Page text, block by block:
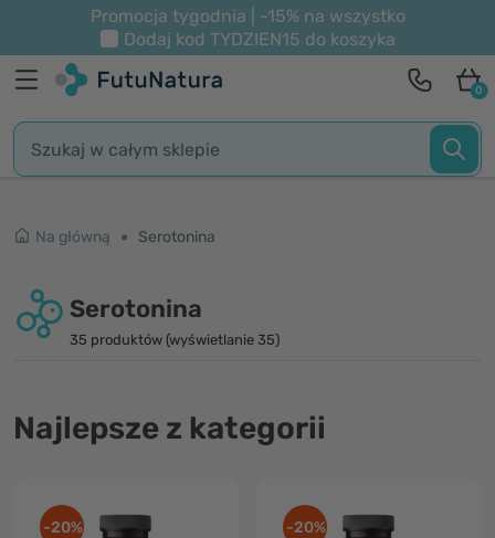
Promocja tygodnia | -15% na wszystko
Dodaj kod TYDZIEN15 do koszyka
0
Na główną Serotonina
Serotonina
35 produktów (wyświetlanie 35)
Najlepsze z kategorii
-20% -20%